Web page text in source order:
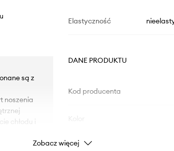
są z
noszenia
chłodu i
Elastyczność
DANE PRODUKTU
Kod producenta
Marka
Zobacz więcej